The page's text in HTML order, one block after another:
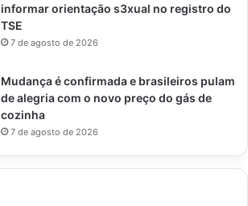
informar orientação s3xual no registro do
TSE
7 de agosto de 2026
Mudança é confirmada e brasileiros pulam
de alegria com o novo preço do gás de
cozinha
7 de agosto de 2026